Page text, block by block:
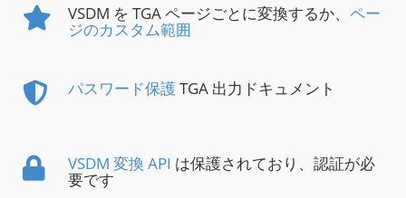
VSDM を TGA ページごとに変換するか、 ペー
ジのカスタム範囲
パスワード保護TGA 出力ドキュメント
VSDM 変換 API は保護されており、認証が必
要です